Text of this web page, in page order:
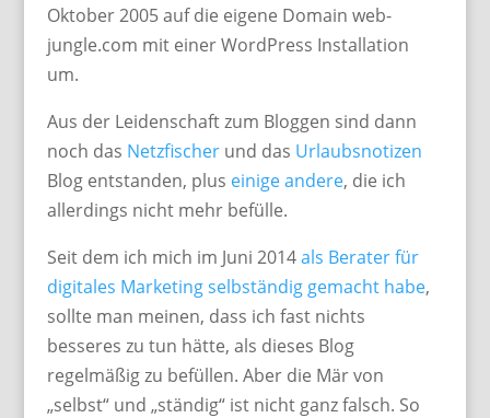
Oktober 2005 auf die eigene Domain web-
jungle.com mit einer WordPress Installation
um.
Aus der Leidenschaft zum Bloggen sind dann
noch das Netzfischerund das Urlaubsnotizen
Blog entstanden, plus einige andere, die ich
allerdings nicht mehr befülle.
Seit dem ich mich im Juni 2014als Berater für
digitales Marketing selbständig gemacht habe,
sollte man meinen, dass ich fast nichts
besseres zu tun hätte, als dieses Blog
regelmäßig zu befüllen. Aber die Mär von
„selbst“ und „ständig“ ist nicht ganz falsch. So